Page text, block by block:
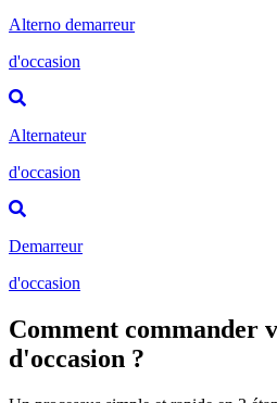
Alterno demarreur
d'occasion
Alternateur
d'occasion
Demarreur
d'occasion
Comment commander
d'occasion ?